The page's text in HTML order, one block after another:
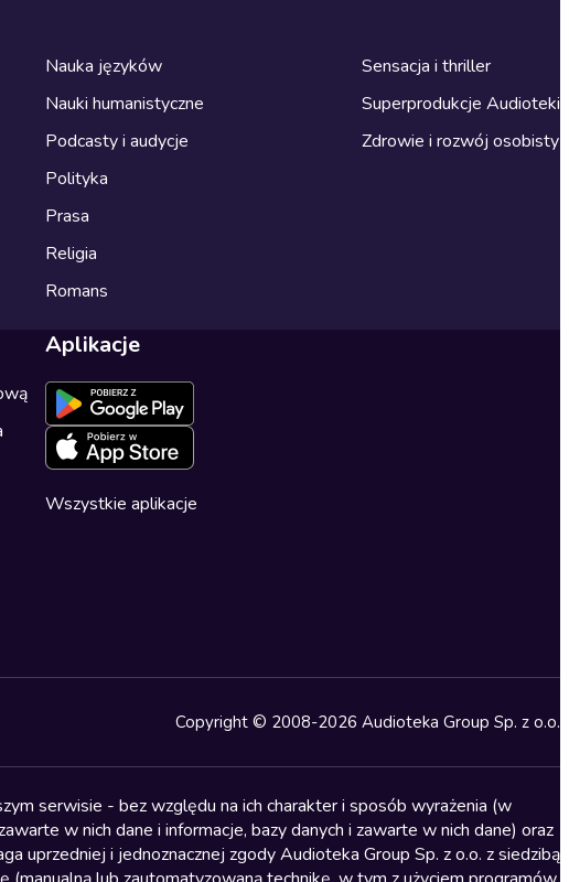
Nauka języków
Nauki humanistyczne
Podcasty i audycje
Polityka
Prasa
Religia
Romans
Sensacja i thriller
Superprodukcje Audioteki
Zdrowie i rozwój osobisty
Aplikacje
Wszystkie aplikacje
Copyright © 2008-2026 Audioteka Group Sp. z o.o.
serwisie - bez względu na ich charakter i sposób wyrażenia (w
w nich dane i informacje, bazy danych i zawarte w nich dane) oraz
uprzedniej i jednoznacznej zgody Audioteka Group Sp. z o.o. z siedzibą